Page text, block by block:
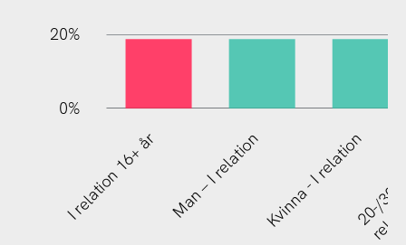
20%
0%
I relation 16+ år Man – I relation Kvinna - I relation20-/